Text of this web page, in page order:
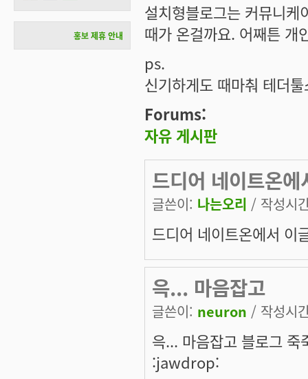
설치형블로그는 커뮤니
때가 온걸까요. 어째튼 개
ps.
신기하게도 때마춰 테더
Forums:
자유 게시판
드디어 네이트온에
글쓴이: 나는오리 / 작성시
드디어 네이트온에서 이
윽... 마음잡고
글쓴이: neuron / 작성시
윽... 마음잡고 블로그 죽
:jawdrop:
홍보 제휴 안내